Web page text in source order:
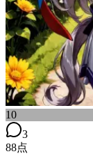
10
3
88点